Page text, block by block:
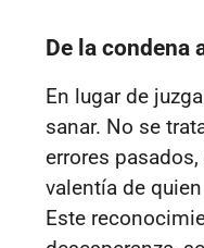
De la condena
En lugar de
sanar. No se
errores
valentía de
Este